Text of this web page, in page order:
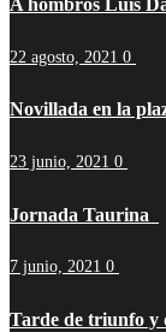
22 agosto, 2021 0
Novillada en la
23 junio, 2021 0
Jornada Taurina
7 junio, 2021 0
Tarde de triunfo y